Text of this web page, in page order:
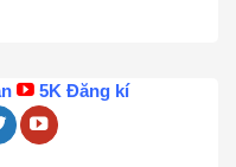
5K Đăng kí